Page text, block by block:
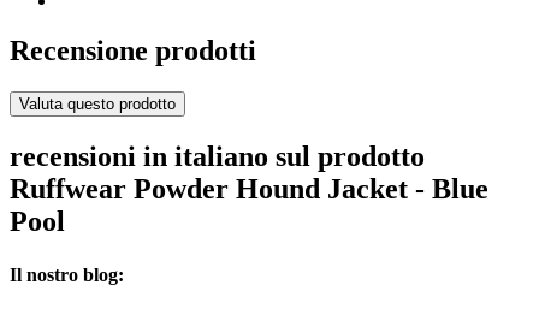
Recensione prodotti
Valuta questo prodotto
recensioni in italiano sul prodotto
Ruffwear Powder Hound Jacket - Blue
Pool
Il nostro blog: